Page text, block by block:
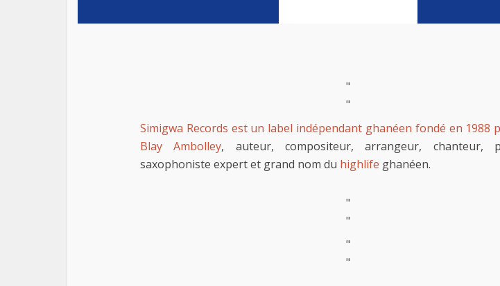
"
"
Simigwa Records est un label indépendant ghanéen fondé en 1988
Blay Ambolley, auteur, compositeur, arrangeur, chanteur,
saxophoniste expert et grand nom du highlife ghanéen.
"
"
"
"